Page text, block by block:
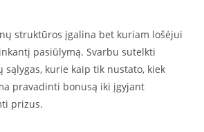
struktūros įgalina bet kuriam lošėjui
pasiūlymą. Svarbu sutelkti
sąlygas, kurie kaip tik nustato, kiek
pravadinti bonusą iki įgyjant
prizus.